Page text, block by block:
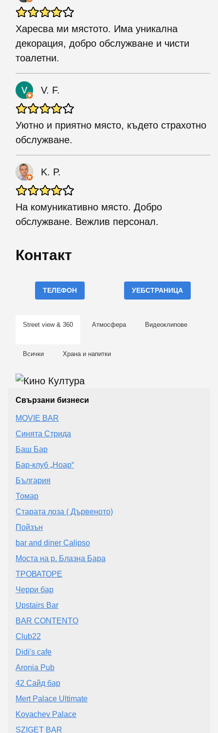
Харесва ми мястото. Има уникална
декорация, добро обслужване и чисти
тоалетни.
V. F.
Уютно и приятно място, където страхотно
обслужване.
K. P.
На комуникативно място. Добро
обслужване. Вежлив персонал.
Контакт
ТЕЛЕФОН УЕБСТРАНИЦА
Street view & 360 Атмосфера Видеоклипове
Всички Храна и напитки
Свързани бизнеси
MOVIE BAR
Синята Стрида
Баш Бар
Бар-клуб „Ноар“
България
Томар
Старата лоза ( Дървеното)
Пойзън
bar and diner Calipso
Моста на р. Блазна Бара
ТРОВАТОРЕ
Черри бар
Upstairs Bar
BAR CONTENTO
Club22
Didi's cafe
Aronia Pub
42 Сайд бар
Mert Palace Ultimate
Kovachev Palace
SZIGET BAR